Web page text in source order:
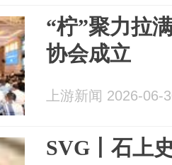
“柠”聚力拉
协会成立
上游新闻 2026-06-
SVG丨石上